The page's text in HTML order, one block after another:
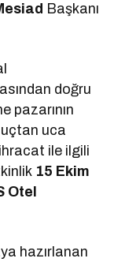
Başkanı
doğru
pazarının
uca
ile ilgili
15 Ekim
Otel
hazırlanan